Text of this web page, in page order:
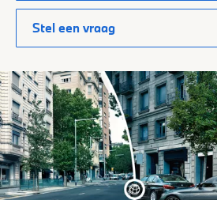
Stel een vraag